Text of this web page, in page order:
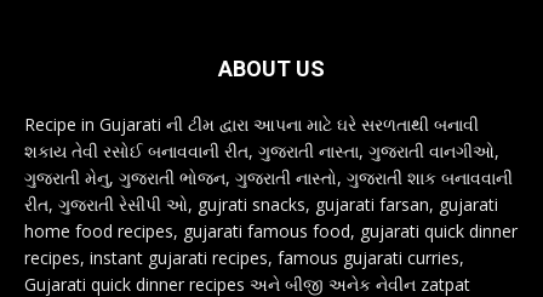
ABOUT US
Recipe in Gujarati ની ટીમ દ્વારા આપના માટે ઘરે સરળતાથી બનાવી
શકાય તેવી રસોઈ બનાવવાની રીત, ગુજરાતી નાસ્તા, ગુજરાતી વાનગીઓ,
ગુજરાતી મેનુ, ગુજરાતી ભોજન, ગુજરાતી નાસ્તો, ગુજરાતી શાક બનાવવાની
રીત, ગુજરાતી રેસીપી ઓ, gujrati snacks, gujarati farsan, gujarati
home food recipes, gujarati famous food, gujarati quick dinner
recipes, instant gujarati recipes, famous gujarati curries,
Gujarati quick dinner recipes અને બીજી અનેક નેવીન zatpat